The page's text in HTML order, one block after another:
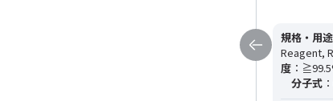
規格・用途
Reagent,
度 ：
分子式